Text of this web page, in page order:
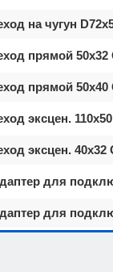
на чугун
прямой 50x32
прямой 50x40
эксцен.
эксцен. 40x32
для
для